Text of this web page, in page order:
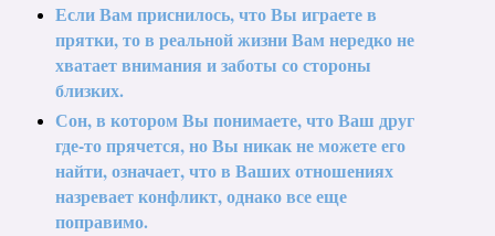
Если Вам приснилось, что Вы играете в
прятки, то в реальной жизни Вам нередко не
хватает внимания и заботы со стороны
близких.
Сон, в котором Вы понимаете, что Ваш друг
где-то прячется, но Вы никак не можете его
найти, означает, что в Ваших отношениях
назревает конфликт, однако все еще
поправимо.